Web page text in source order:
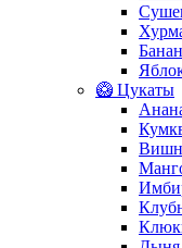
Банан
🥝 Цукаты